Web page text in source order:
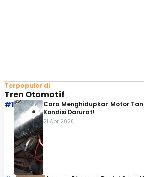
Terpopuler di
Tren Otomotif
#1
Cara Menghidupkan Motor
Kondisi Darurat!
21 Apr 2020